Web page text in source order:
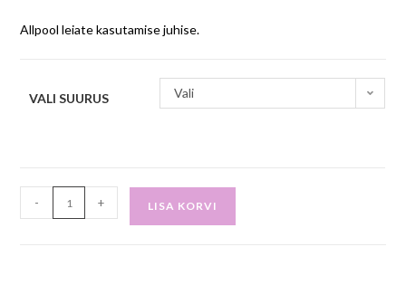
Allpool leiate kasutamise juhise.
VALI SUURUS Vali
- + LISA KORVI